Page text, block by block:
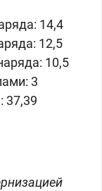
14,4
12,5
10,5
3
37,39